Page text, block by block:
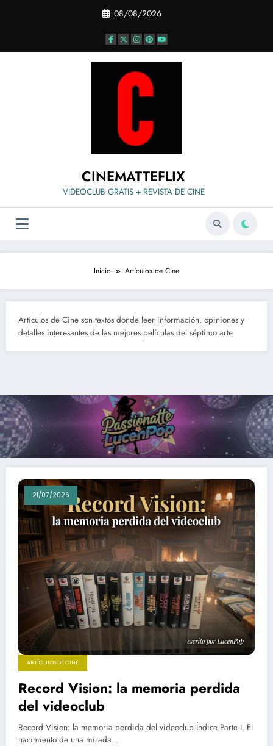
08/08/2026
CINEMATTEFLIX
VIDEOCLUB GRATIS + REVISTA DE CINE
Inicio Artículos de Cine
Artículos de Cine son textos donde leer información, opiniones y
detalles interesantes de las mejores películas del séptimo arte
21/07/2026
ARTÍCULOS DE CINE
Record Vision: la memoria perdida
del videoclub
Record Vision: la memoria perdida del videoclub Índice Parte I. El
nacimiento de una mirada…